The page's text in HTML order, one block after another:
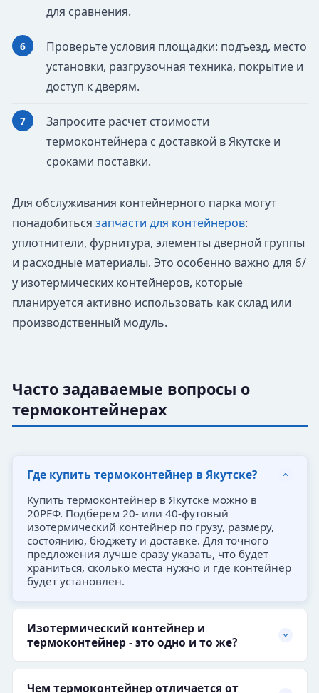
для сравнения.
Проверьте условия площадки: подъезд, место
установки, разгрузочная техника, покрытие и
доступ к дверям.
Запросите расчет стоимости
термоконтейнера с доставкой в Якутске и
сроками поставки.
Для обслуживания контейнерного парка могут
понадобиться запчасти для контейнеров:
уплотнители, фурнитура, элементы дверной группы
и расходные материалы. Это особенно важно для б/
у изотермических контейнеров, которые
планируется активно использовать как склад или
производственный модуль.
Часто задаваемые вопросы о
термоконтейнерах
Где купить термоконтейнер в Якутске?
Купить термоконтейнер в Якутске можно в
20РЕФ. Подберем 20- или 40-футовый
изотермический контейнер по грузу, размеру,
состоянию, бюджету и доставке. Для точного
предложения лучше сразу указать, что будет
храниться, сколько места нужно и где контейнер
будет установлен.
Изотермический контейнер и
термоконтейнер - это одно и то же?
Чем термоконтейнер отличается от